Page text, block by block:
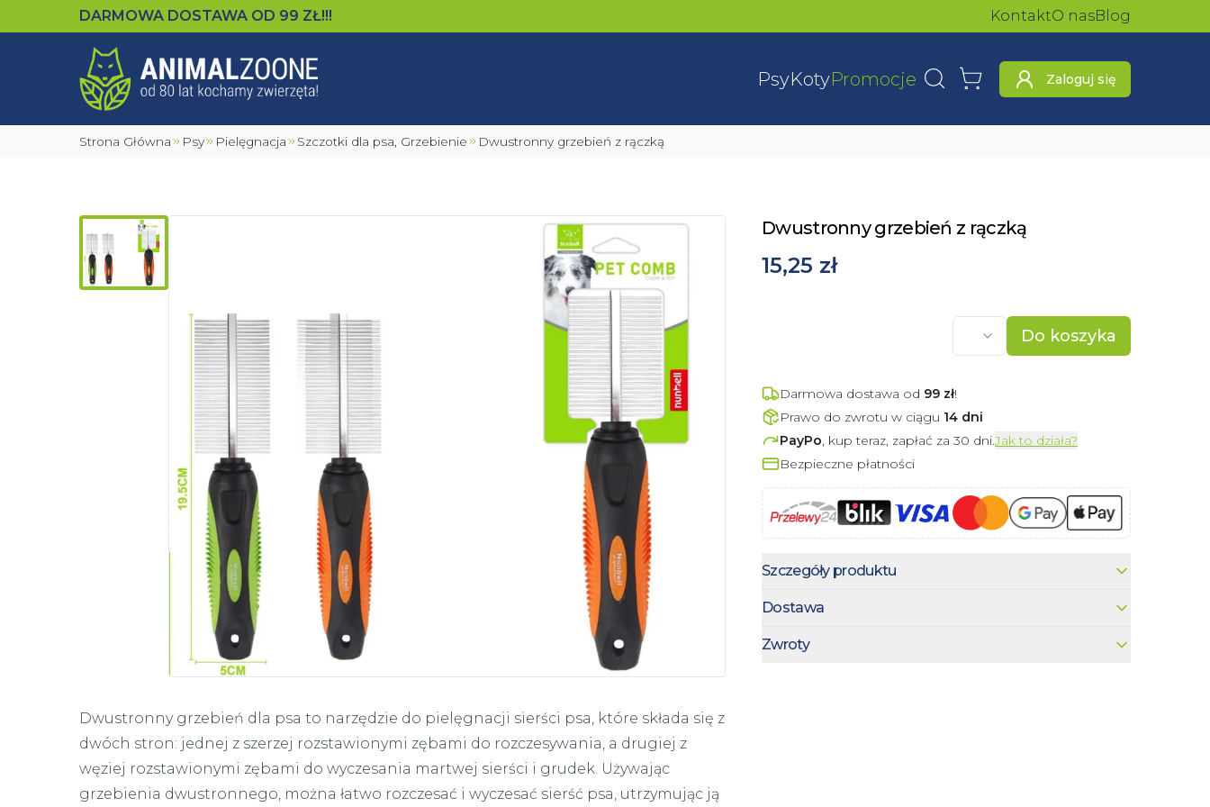
DARMOWA DOSTAWA OD 99 ZŁ!!! KontaktO nasBlog
PsyKotyPromocje WyszukajKoszyk Zaloguj się
Strona Główna Psy Pielęgnacja Szczotki dla psa, Grzebienie Dwustronny grzebień z rączką
Dwustronny grzebień z rączką
15,25 zł
Do koszyka
Darmowa dostawa od 99 zł!
Prawo do zwrotu w ciągu 14 dni
PayPo, kup teraz, zapłać za 30 dni.Jak to działa?
Bezpieczne płatności
Szczegóły produktu
Dostawa
Zwroty
Dwustronny grzebień dla psa to narzędzie do pielęgnacji sierści psa, które składa się z
dwóch stron: jednej z szerzej rozstawionymi zębami do rozczesywania, a drugiej z
węziej rozstawionymi zębami do wyczesania martwej sierści i grudek. Używając
grzebienia dwustronnego, można łatwo rozczesać i wyczesać sierść psa, utrzymując ją